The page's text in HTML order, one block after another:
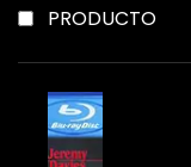
PRODUCTO